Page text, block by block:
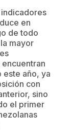
indicadores
en
de todo
mayor
año, ya
con
sino
el primer